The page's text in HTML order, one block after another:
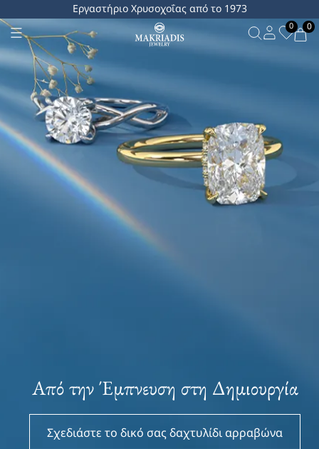
Εργαστήριο Χρυσοχοΐας από το 1973
0 0
Από την Έμπνευση στη Δημιουργία
Σχεδιάστε το δικό σας δαχτυλίδι αρραβώνα